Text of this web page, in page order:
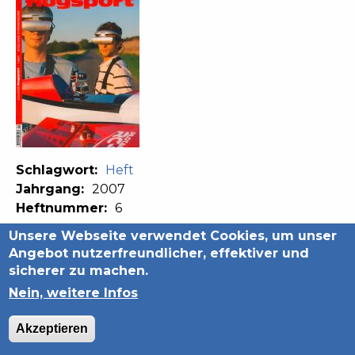
Schlagwort:
Heft
Jahrgang: 2007
Heftnummer: 6
Back
top
Datenschutzerklärung
Unsere Webseite verwendet Cookies, um unser
Angebot nutzerfreundlicher, effektiver und
sicherer zu machen.
Nein, weitere Infos
Akzeptieren